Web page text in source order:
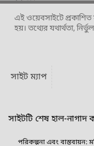
এই ওয়েবসাইটে প্রকাশিত
হয়। তথ্যের যথার্থতা,
সাইট ম্যাপ
সাইটটি শেষ হাল-
পরিকল্পনা এবং বাস্তবায়ন: